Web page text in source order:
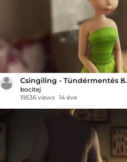
Csingiling - Tündérmentés 8.
bocitej
19536 views 14 éve